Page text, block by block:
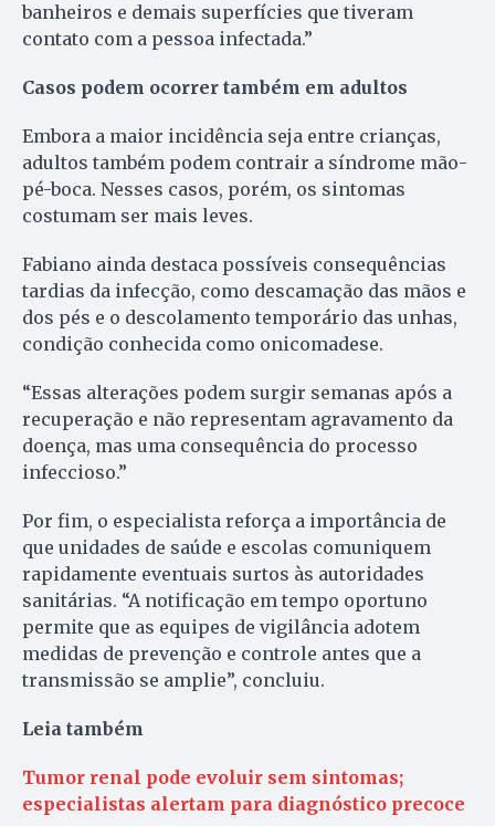
banheiros e demais superfícies que tiveram
contato com a pessoa infectada.”
Casos podem ocorrer também em adultos
Embora a maior incidência seja entre crianças,
adultos também podem contrair a síndrome mão-
pé-boca. Nesses casos, porém, os sintomas
costumam ser mais leves.
Fabiano ainda destaca possíveis consequências
tardias da infecção, como descamação das mãos e
dos pés e o descolamento temporário das unhas,
condição conhecida como onicomadese.
“Essas alterações podem surgir semanas após a
recuperação e não representam agravamento da
doença, mas uma consequência do processo
infeccioso.”
Por fim, o especialista reforça a importância de
que unidades de saúde e escolas comuniquem
rapidamente eventuais surtos às autoridades
sanitárias. “A notificação em tempo oportuno
permite que as equipes de vigilância adotem
medidas de prevenção e controle antes que a
transmissão se amplie”, concluiu.
Leia também
Tumor renal pode evoluir sem sintomas;
especialistas alertam para diagnóstico precoce